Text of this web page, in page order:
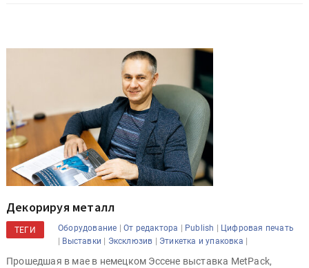
Декорируя металл
ТЕГИ Оборудование |От редактора | Publish | Цифровая печать
| Выставки | Эксклюзив | Этикетка и упаковка |
Прошедшая в мае в немецком Эссене выставка MetPack,